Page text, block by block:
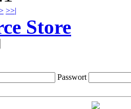
>>|
Store
Passwort